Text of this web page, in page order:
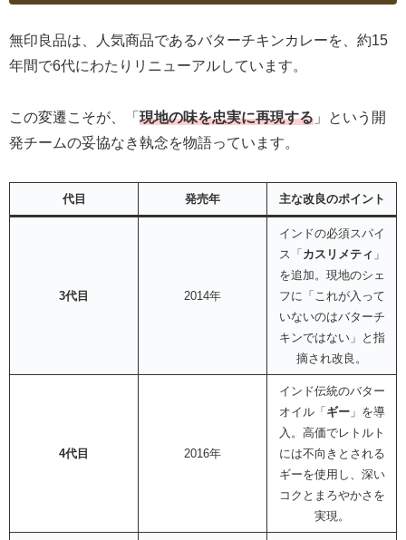
無印良品は、人気商品であるバターチキンカレーを、約15
年間で6代にわたりリニューアルしています。
この変遷こそが、「 現地の味を忠実に再現する 」という開
発チームの妥協なき執念を物語っています。
代目 発売年 主な改良のポイント
3代目 2014年
インドの必須スパイ
ス「カスリメティ 」
を追加。現地のシェ
フに「これが入って
いないのはバターチ
キンではない」と指
摘され改良。
4代目 2016年
インド伝統のバター
オイル「ギー」を導
入。高価でレトルト
には不向きとされる
ギーを使用し、深い
コクとまろやかさを
実現。